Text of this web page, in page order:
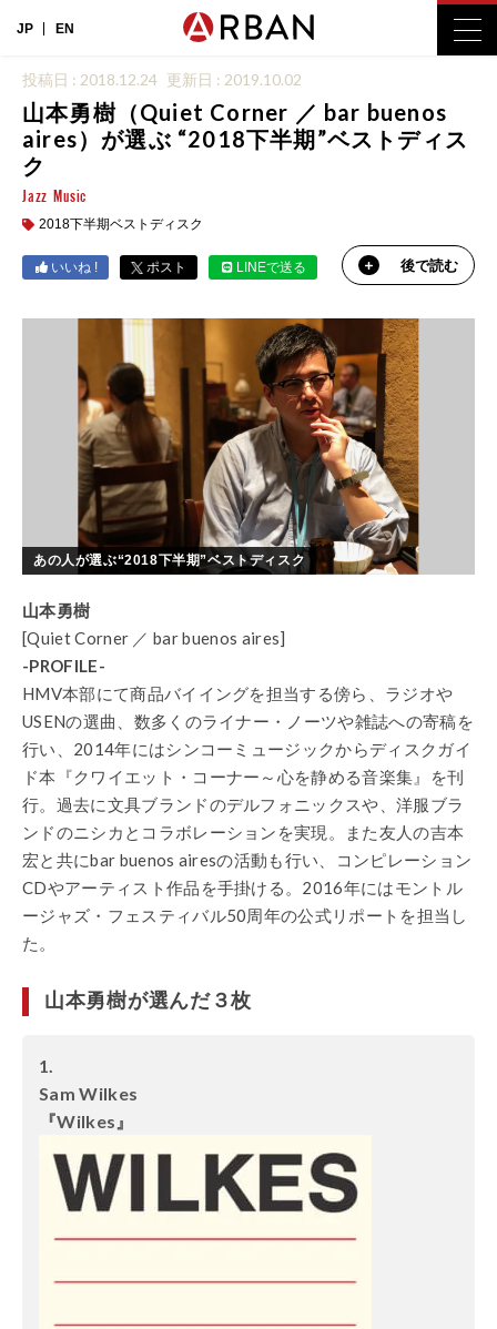
JP EN
投稿日 : 2018.12.24 更新日 : 2019.10.02
山本勇樹（Quiet Corner ／ bar buenos
aires）が選ぶ “2018下半期”ベストディス
ク
Jazz Music
2018下半期ベストディスク
いいね ! ポスト LINEで送る 後で読む
あの人が選ぶ“2018下半期”ベストディスク
山本勇樹
[Quiet Corner ／ bar buenos aires]
-PROFILE-
HMV本部にて商品バイイングを担当する傍ら、ラジオや
USENの選曲、数多くのライナー・ノーツや雑誌への寄稿を
行い、2014年にはシンコーミュージックからディスクガイ
ド本『クワイエット・コーナー～心を静める音楽集』を刊
行。過去に文具ブランドのデルフォニックスや、洋服ブラ
ンドのニシカとコラボレーションを実現。また友人の吉本
宏と共にbar buenos airesの活動も行い、コンピレーション
CDやアーティスト作品を手掛ける。2016年にはモントル
ージャズ・フェスティバル50周年の公式リポートを担当し
た。
山本勇樹が選んだ３枚
1.
Sam Wilkes
『Wilkes』